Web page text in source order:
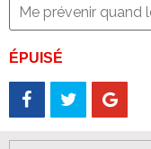
ÉPUISÉ